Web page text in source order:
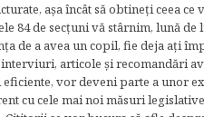
aşa încât să obtineţi ceea ce
84 de secțuni vă stârnim, lună de
de a avea un copil, fie deja aţi
articole şi recomandări
vor deveni parte a unor
cu cele mai noi măsuri